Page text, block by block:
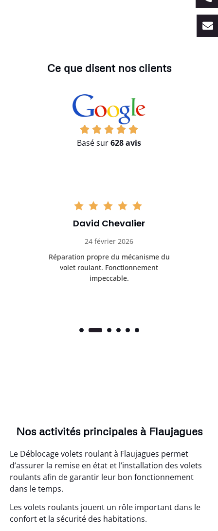
Ce que disent nos clients
Basé sur628 avis
David Chevalier
24 février 2026
Réparation propre du mécanisme du
volet roulant. Fonctionnement
impeccable.
Nos activités principales à Flaujagues
Le Déblocage volets roulant à Flaujagues permet
d’assurer la remise en état et l’installation des volets
roulants afin de garantir leur bon fonctionnement
dans le temps.
Les volets roulants jouent un rôle important dans le
confort et la sécurité des habitations.